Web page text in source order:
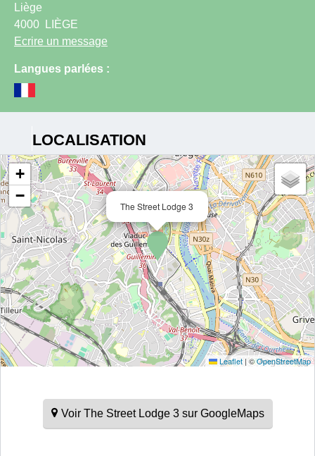
Liège
4000
LIÈGE
Ecrire un message
Langues parlées :
LOCALISATION
The Street Lodge 3
+
−
Leaflet |©OpenStreetMap
Voir The Street Lodge 3 sur GoogleMaps